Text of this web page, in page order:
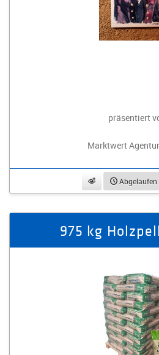
präsentiert
Marktwert
beobachtenAbgelaufen
975 kg